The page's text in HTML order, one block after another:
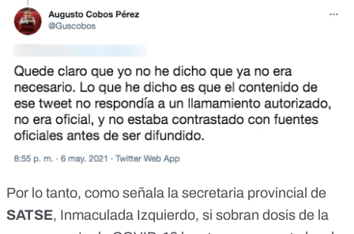
Por lo tanto, como señala la secretaria provincial de
SATSE, Inmaculada Izquierdo, si sobran dosis de la